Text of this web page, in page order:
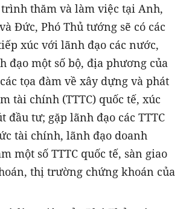
thăm và làm việc tại Anh,
Đức, Phó Thủ tướng sẽ có các
xúc với lãnh đạo các nước,
đạo một số bộ, địa phương của
tọa đàm về xây dựng và phát
tài chính (TTTC) quốc tế, xúc
đầu tư; gặp lãnh đạo các TTTC
tài chính, lãnh đạo doanh
một số TTTC quốc tế, sàn giao
thị trường chứng khoán của